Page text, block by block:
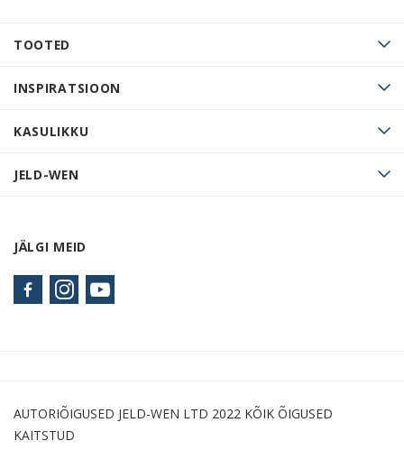
TOOTED
INSPIRATSIOON
KASULIKKU
JELD-WEN
JÄLGI MEID
AUTORIÕIGUSED JELD-WEN LTD 2022 KÕIK ÕIGUSED
KAITSTUD